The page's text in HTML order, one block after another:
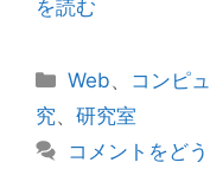
を読む
カ
テ
リ
Web、 コンピ
究、 研究室
コメントをど